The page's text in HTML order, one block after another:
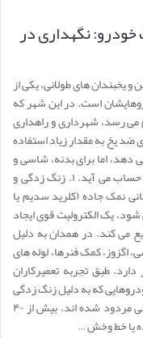
خودرو: نگهداری در
های طولانی، یکی از
است. در این شهر که
گاهی به زیر ۱۵- درجه هم می رسد، شهرداری و راهداری
ضد یخ به مقدار زیاد استفاده
دهد، اما برای بدنه، شاسی و
سیستم های مکانیکی خودرو یک تهدید جدی به حساب می آید. ۱. زنگ زدگی و
نمک جاده (کلرید سدیم یا
یک الکترولیت قوی ایجاد
می کند. در همدان به دلیل
اگزوز، کمک فنرها، لوله های
طبق تجربه تعمیرکاران
اخیر تعداد خودروهایی که به دلیل زنگ زدگی
شدید شاسی و لوله های ترمز در تست معاینه فنی مردود شده اند، بیش از ۴۰
یا خط وخش …